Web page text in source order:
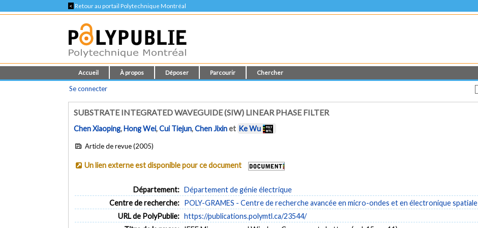
< Retour au portail Polytechnique Montréal
Accueil À propos Déposer Parcourir Chercher
Se connecter
SUBSTRATE INTEGRATED WAVEGUIDE (SIW) LINEAR PHASE FILTER
Chen Xiaoping,Hong Wei,Cui Tiejun,Chen Jixinet Ke Wu
Article de revue (2005)
Un lien externe est disponible pour ce document
Département: Département de génie électrique
Centre de recherche: POLY-GRAMES - Centre de recherche avancée en micro-ondes et en électronique spatiale
URL de PolyPublie: https://publications.polymtl.ca/23544/